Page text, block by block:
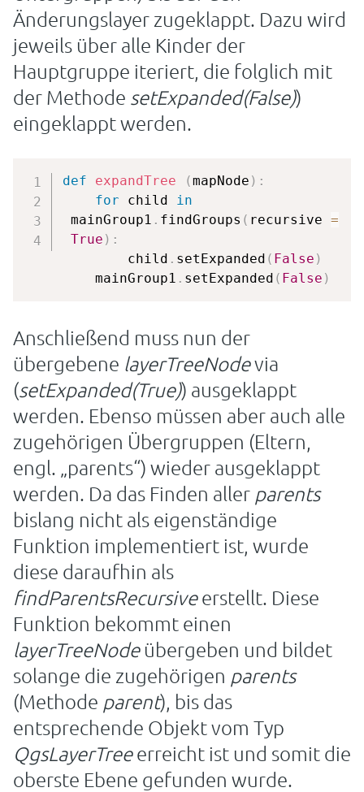
Änderungslayer zugeklappt. Dazu wird
jeweils über alle Kinder der
Hauptgruppe iteriert, die folglich mit
der Methode setExpanded(False))
eingeklappt werden.
def expandTree (mapNode ) :
for child
in
mainGroup1 . findGroups ( recursive =
True ) :
        child
. setExpanded ( False )
    mainGroup1
. setExpanded ( False )
Anschließend muss nun der
übergebene layerTreeNodevia
(setExpanded(True)) ausgeklappt
werden. Ebenso müssen aber auch alle
zugehörigen Übergruppen (Eltern,
engl. „parents“) wieder ausgeklappt
werden. Da das Finden aller parents
bislang nicht als eigenständige
Funktion implementiert ist, wurde
diese daraufhin als
findParentsRecursiveerstellt. Diese
Funktion bekommt einen
layerTreeNodeübergeben und bildet
solange die zugehörigen parents
(Methode parent), bis das
entsprechende Objekt vom Typ
QgsLayerTreeerreicht ist und somit die
oberste Ebene gefunden wurde.